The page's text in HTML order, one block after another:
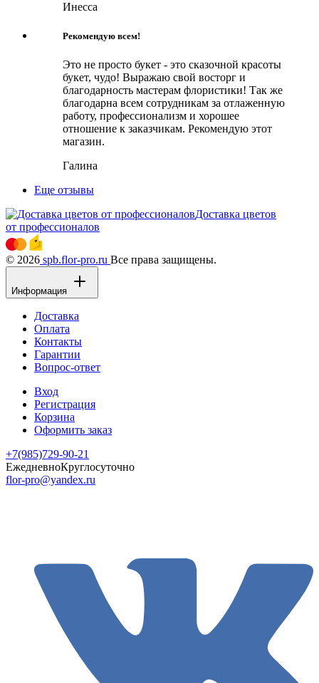
Инесса
Рекомендую всем!
Это не просто букет - это сказочной красоты
букет, чудо! Выражаю свой восторг и
благодарность мастерам флористики! Так же
благодарна всем сотрудникам за отлаженную
работу, профессионализм и хорошее
отношение к заказчикам. Рекомендую этот
магазин.
Галина
Еще отзывы
Доставка цветов
от профессионалов
© 2026 spb.flor-pro.ru Все права защищены.
Информация
Доставка
Оплата
Контакты
Гарантии
Вопрос-ответ
Вход
Регистрация
Корзина
Оформить заказ
+7(985)729-90-21
ЕжедневноКруглосуточно
flor-pro@yandex.ru